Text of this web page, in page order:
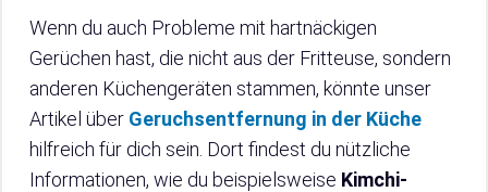
Wenn du auch Probleme mit hartnäckigen
Gerüchen hast, die nicht aus der Fritteuse, sondern
anderen Küchengeräten stammen, könnte unser
Artikel über Geruchsentfernung in der Küche
hilfreich für dich sein. Dort findest du nützliche
Informationen, wie du beispielsweise Kimchi-